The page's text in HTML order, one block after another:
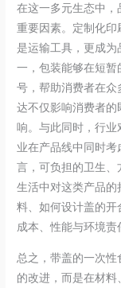
在这一多元生态中
重要因素。定制化
是运输工具，更成
一，包装能够在短
号，帮助消费者在
达不仅影响消费者
响。与此同时，行业
业在产品线中同时
言，可负担的卫生
生活中对这类产品
料、如何设计盖的
成本、性能与环境责
总之，带盖的一次
的改进，而是在材